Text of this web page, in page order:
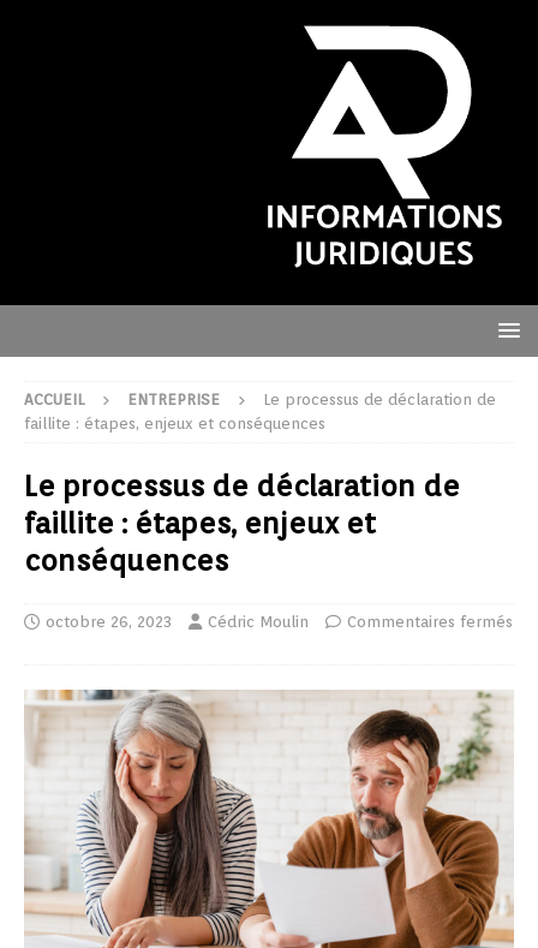
ACCUEIL ENTREPRISE
Le processus de déclaration de
faillite : étapes, enjeux et conséquences
Le processus de déclaration de
faillite : étapes, enjeux et
conséquences
octobre 26, 2023 Cédric Moulin Commentaires fermés